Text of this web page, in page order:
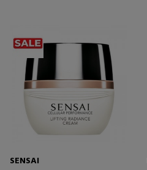
SENSAI